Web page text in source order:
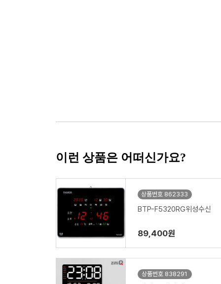
이런 상품은 어떠신가요?
상품번호 862333
BTP-F5320RG위성수신
89,400원
상품번호 838291